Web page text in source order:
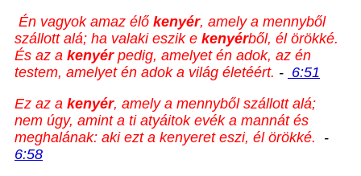
Én vagyok amaz élő kenyér, amely a mennyből
szállott alá; ha valaki eszik e kenyérből, él örökké.
És az a kenyérpedig, amelyet én adok, az én
testem, amelyet én adok a világ életéért. - 6:51
Ez az a kenyér, amely a mennyből szállott alá;
nem úgy, amint a ti atyáitok evék a mannát és
meghalának: aki ezt a kenyeret eszi, él örökké.
-
6:58